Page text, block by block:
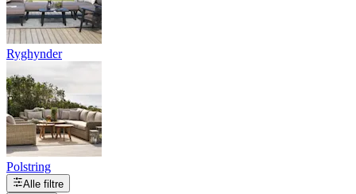
Ryghynder
Polstring
Alle filtre